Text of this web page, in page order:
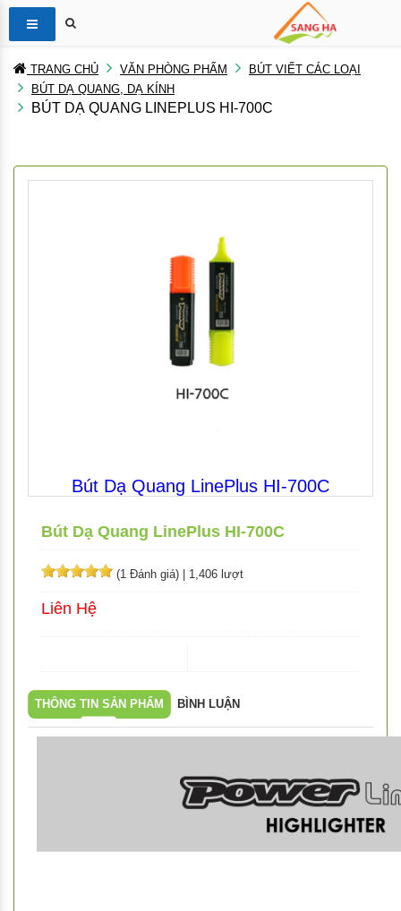
TRANG CHỦ VĂN PHÒNG PHẨM
BÚT VIẾT CÁC LOẠI
BÚT DẠ QUANG, DẠ KÍNH
BÚT DẠ QUANG LINEPLUS HI-700C
Bút Dạ Quang LinePlus HI-700C
Bút Dạ Quang LinePlus HI-700C
(1 Đánh giá) 1,406 lượt
Liên Hệ
THÔNG TIN SẢN PHẨM BÌNH LUẬN